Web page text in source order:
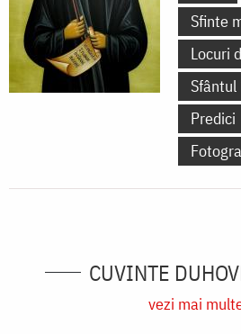
Sfinte
Locuri
Sfântul
Predici
CUVINTE
vezi mai